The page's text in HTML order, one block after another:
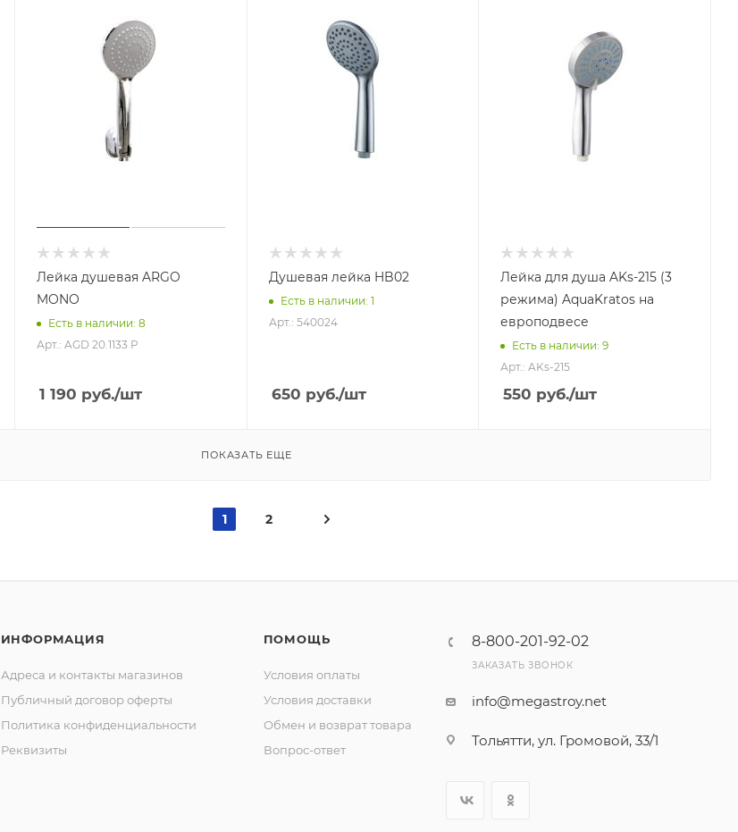
Лейка душевая ARGO
MONO
Есть в наличии: 8
Арт.: AGD 20.1133 P
1 190 руб./шт
Душевая лейка HB02
Есть в наличии: 1
Арт.: 540024
650 руб./шт
Лейка для душа AKs-215 (3
режима) AquaKratos на
европодвесе
Есть в наличии: 9
Арт.: AKs-215
550 руб./шт
ПОКАЗАТЬ ЕЩЕ
1 2
ИНФОРМАЦИЯ
Адреса и контакты магазинов
Публичный договор оферты
Политика конфиденциальности
Реквизиты
ПОМОЩЬ
Условия оплаты
Условия доставки
Обмен и возврат товара
Вопрос-ответ
8-800-201-92-02
ЗАКАЗАТЬ ЗВОНОК
info@megastroy.net
Тольятти, ул. Громовой, 33/1